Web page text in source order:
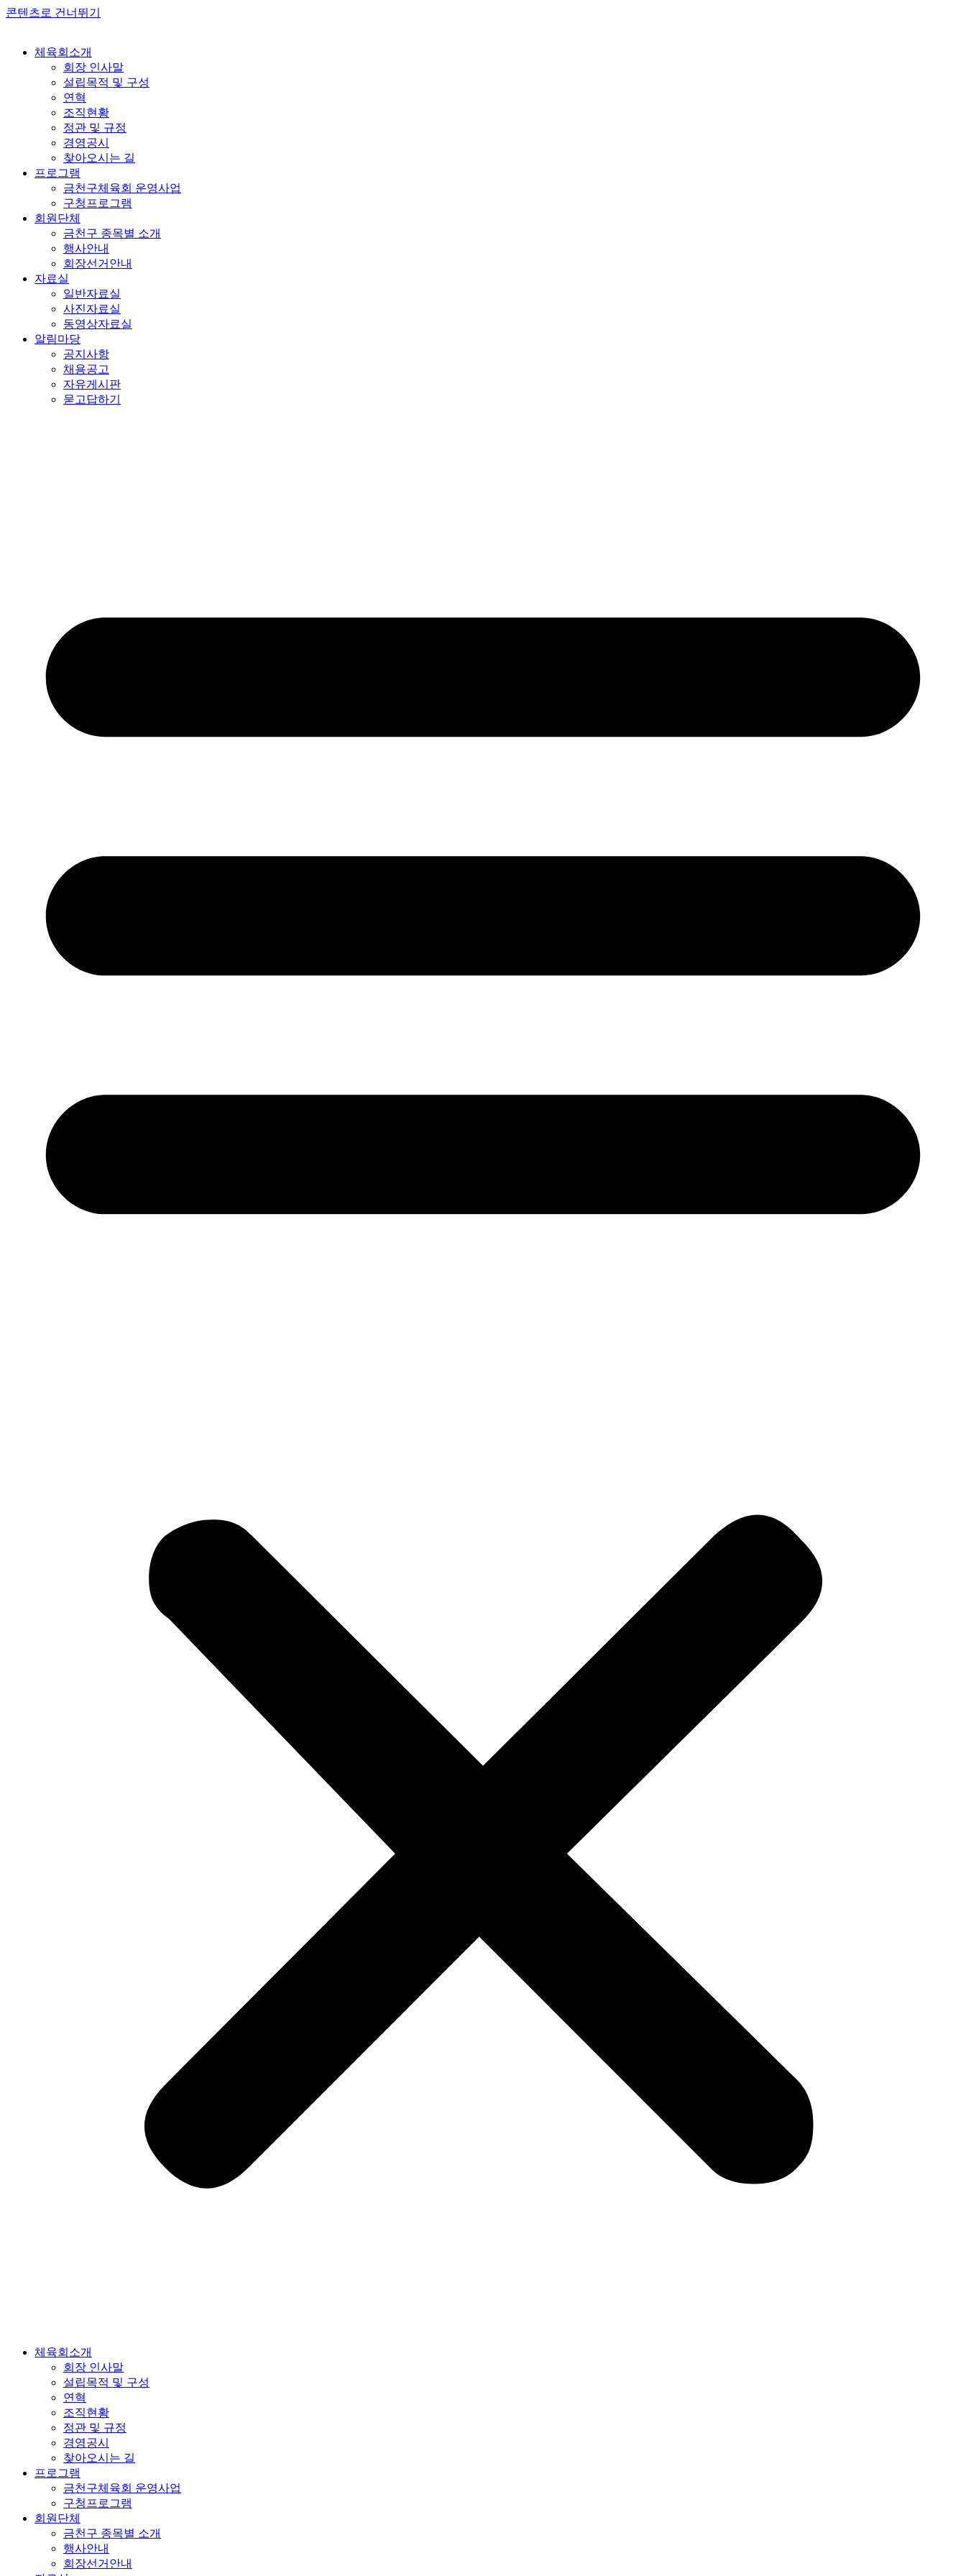
콘텐츠로 건너뛰기
체육회소개
회장 인사말
설립목적 및 구성
연혁
조직현황
정관 및 규정
경영공시
찾아오시는 길
프로그램
금천구체육회 운영사업
구청프로그램
회원단체
금천구 종목별 소개
행사안내
회장선거안내
자료실
일반자료실
사진자료실
동영상자료실
알림마당
공지사항
채용공고
자유게시판
묻고답하기
체육회소개
회장 인사말
설립목적 및 구성
연혁
조직현황
정관 및 규정
경영공시
찾아오시는 길
프로그램
금천구체육회 운영사업
구청프로그램
회원단체
금천구 종목별 소개
행사안내
회장선거안내